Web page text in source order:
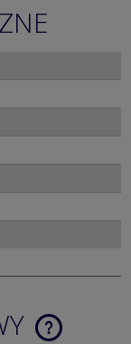
CENA NIE